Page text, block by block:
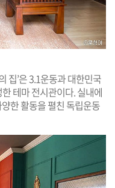
집’은 3.1운동과 대한민국
테마 전시관이다. 실내에
한 활동을 펼친 독립운동